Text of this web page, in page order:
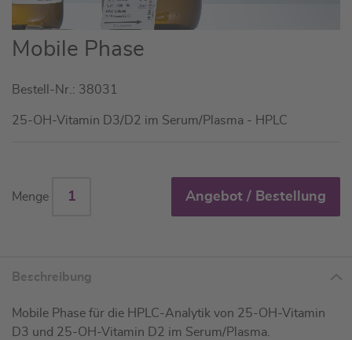
Zum
Anfang
Bildgalerie
springen
Mobile Phase
Bestell-Nr.: 38031
25-OH-Vitamin D3/D2 im Serum/Plasma - HPLC
Menge Angebot / Bestellung
Beschreibung
Mobile Phase für die HPLC-Analytik von 25-OH-Vitamin
D3 und 25-OH-Vitamin D2 im Serum/Plasma.